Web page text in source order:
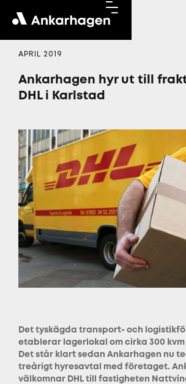
APRIL 2019
Ankarhagen hyr ut till
DHL i Karlstad
Det tyskägda transport- och
etablerar lagerlokal om cirka 300 kvm
Det står klart sedan Ankarhagen nu
treårigt hyresavtal med företaget.
välkomnar DHL till fastigheten